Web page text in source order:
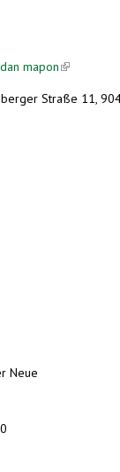
mapon(link is
Straße 11,
Neue